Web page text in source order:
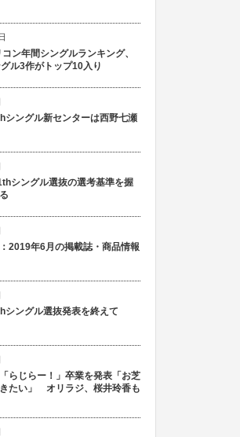
ン年間シングルランキング、
ル3作がトップ10入り
シングル新センターは西野七瀬
シングル選抜の選考基準を握
2019年6月の掲載誌・商品情報
シングル選抜発表を終えて
らじらー！」卒業を発表「お芝
たい」 オリラジ、桜井玲香も